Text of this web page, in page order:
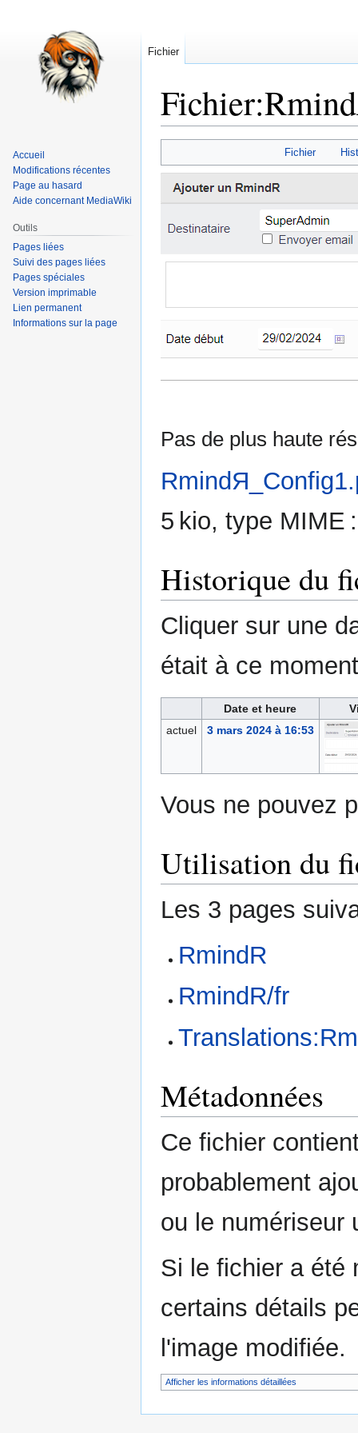
Fichier:
à
à
Fichier
Pas de plus haute
5 kio, type MIME
Historique du
Cliquer sur une
était à ce
Date et heure
actuel
3 mars 2024 à 16:53
Vous ne pouvez
Utilisation du
Les 3 pages
RmindR
RmindR/fr
Métadonnées
Ce fichier
probablement
ou le numériseur
Si le fichier a été
certains détails
l'image modifiée.
Afficher les informations détaillées
Fichier
Accueil
Modifications récentes
Page au hasard
Aide concernant MediaWiki
Outils
Pages liées
Suivi des pages liées
Pages spéciales
Version imprimable
Lien permanent
Informations sur la page